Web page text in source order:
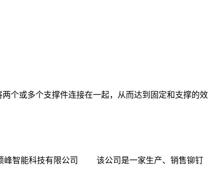
个或多个支撑件连接在一起，从而达到固定和支撑的效
峰智能科技有限公司 该公司是一家生产、销售铆钉